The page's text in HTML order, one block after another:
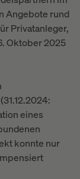
Angebote rund
Privatanleger,
Oktober 2025
eines
konnte nur